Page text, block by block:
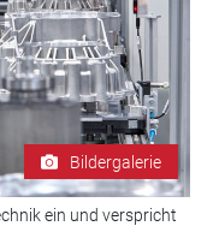
Bildergalerie
ein und verspricht